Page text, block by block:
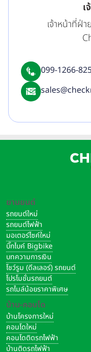
เ
เจ้าหน้าที่ฝ่
099-1266-
ยานยนต์
รถยนต์ใหม่
รถยนต์ไฟฟ้า
มอเตอร์ไซค์ใหม่
บิ๊กไบค์ Bigbike
บทความการเงิน
โชว์รูม (ดีลเลอร์) รถยนต์
โปรโมชั่นรถยนต์
รถไมล์น้อยราคาพิเศษ
บ้าน-คอนโด
บ้านโครงการใหม่
คอนโดใหม่
คอนโดติดรถไฟฟ้า
บ้านติดรถไฟฟ้า